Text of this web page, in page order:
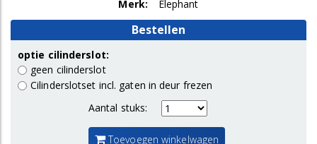
Merk:
Elephant
Bestellen
optie cilinderslot:
geen cilinderslot
Cilinderslotset incl. gaten in deur frezen
Aantal stuks:
Toevoegen winkelwagen